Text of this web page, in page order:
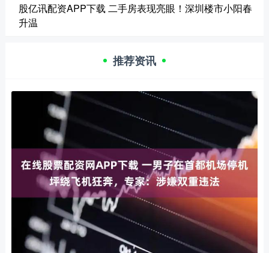
股亿讯配资APP下载 二手房表现亮眼！深圳楼市小阳春
升温
推荐资讯